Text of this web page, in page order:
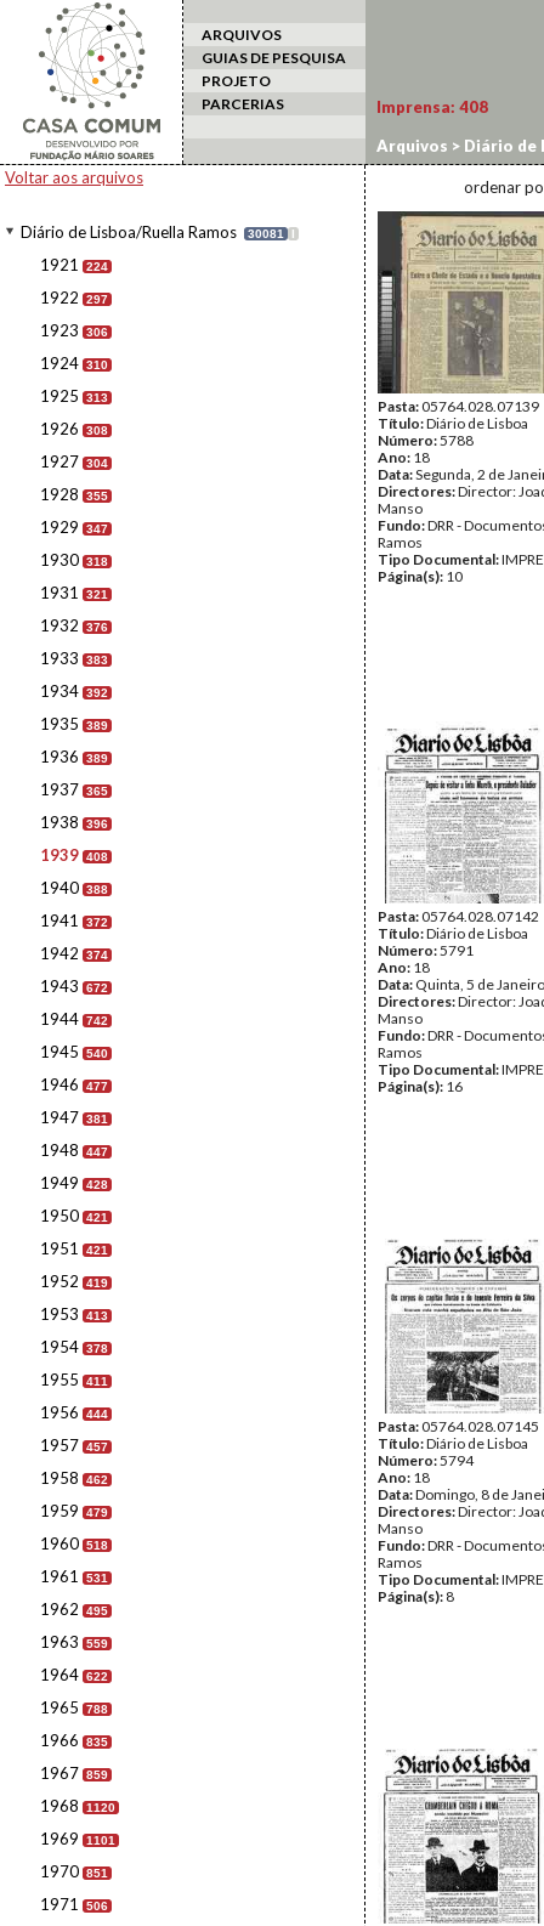
ARQUIVOS
GUIAS DE PESQUISA
PROJETO
PARCERIAS
Voltar aos arquivos
Diário de Lisboa/Ruella Ramos 30081 I
1921 224
1922 297
1923 306
1924 310
1925 313
1926 308
1927 304
1928 355
1929 347
1930 318
1931 321
1932 376
1933 383
1934 392
1935 389
1936 389
1937 365
1938 396
1939 408
1940 388
1941 372
1942 374
1943 672
1944 742
1945 540
1946 477
1947 381
1948 447
1949 428
1950 421
1951 421
1952 419
1953 413
1954 378
1955 411
1956 444
1957 457
1958 462
1959 479
1960 518
1961 531
1962 495
1963 559
1964 622
1965 788
1966 835
1967 859
1968 1120
1969 1101
1970 851
1971 506
Imprensa: 408
Arquivos > Diário de
ordenar
Pasta:05764.028.07139
Título:Diário de Lisboa
Número:5788
Ano: 18
Data:Segunda, 2 de
Directores:Director:
Manso
Fundo:DRR -
Ramos
Tipo Documental:
Página(s): 10
Pasta:05764.028.07142
Título:Diário de Lisboa
Número:5791
Ano: 18
Data: Quinta, 5 de
Directores:Director:
Manso
Fundo:DRR -
Ramos
Tipo Documental:
Página(s): 16
Pasta:05764.028.07145
Título:Diário de Lisboa
Número:5794
Ano: 18
Data:Domingo, 8 de
Directores:Director:
Manso
Fundo:DRR -
Ramos
Tipo Documental:
Página(s): 8